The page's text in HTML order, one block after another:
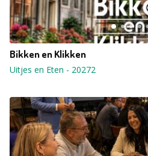
Bikken en Klikken
Uitjes en Eten - 20272